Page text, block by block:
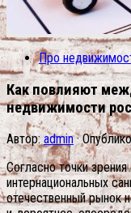
Про
Как повлияют
недвижимости
Автор:admin ·
Согласно точки
интернациональных
отечественный рынок